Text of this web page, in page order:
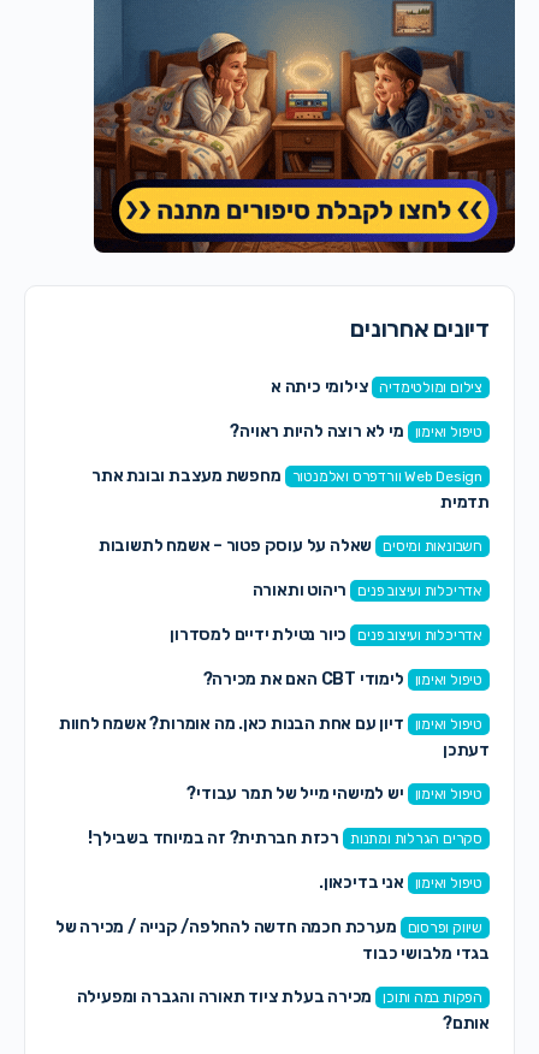
דיונים אחרונים
צילום ומולטימדיה צילומי כיתה א
טיפול ואימון מי לא רוצה להיות ראויה?
Web Design וורדפרס ואלמנטור
מחפשת מעצבת ובונת אתר
תדמית
חשבונאות ומיסים שאלה על עוסק פטור – אשמח לתשובות
אדריכלות ועיצוב פנים ריהוט ותאורה
אדריכלות ועיצוב פנים כיור נטילת ידיים למסדרון
טיפול ואימון לימודי CBT האם את מכירה?
טיפול ואימון
דיון עם אחת הבנות כאן. מה אומרות? אשמח לחוות
דעתכן
טיפול ואימון יש למישהי מייל של תמר עבודי?
סקרים הגרלות ומתנות רכזת חברתית? זה במיוחד בשבילך!
טיפול ואימון אני בדיכאון.
שיווק ופרסום
מערכת חכמה חדשה להחלפה/ קנייה / מכירה של
בגדי מלבושי כבוד
הפקות במה ותוכן
מכירה בעלת ציוד תאורה והגברה ומפעילה
אותם?